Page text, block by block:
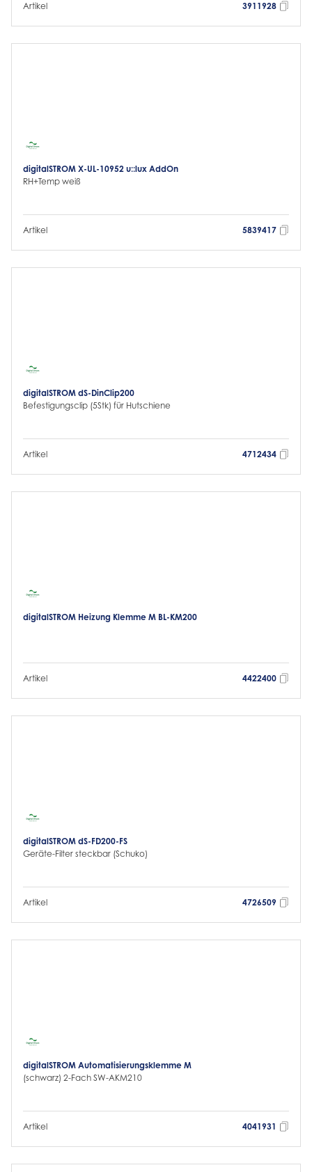
Artikel 3911928
digitalSTROM X-UL-10952 u::lux AddOn
RH+Temp weiß
Artikel 5839417
digitalSTROM dS-DinClip200
Befestigungsclip (5Stk) für Hutschiene
Artikel 4712434
digitalSTROM Heizung Klemme M BL-KM200
Artikel 4422400
digitalSTROM dS-FD200-FS
Geräte-Filter steckbar (Schuko)
Artikel 4726509
digitalSTROM Automatisierungsklemme M
(schwarz) 2-Fach SW-AKM210
Artikel 4041931